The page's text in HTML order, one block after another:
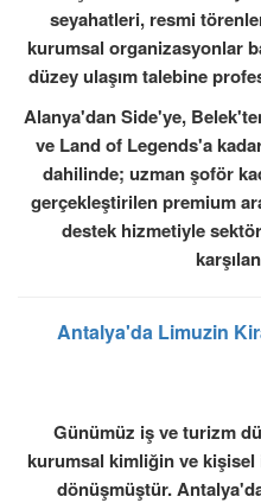
seyahatleri, resmi
kurumsal organizasyonlar
düzey ulaşım talebine
Alanya'dan Side'ye,
ve Land of Legends'a
dahilinde; uzman şoför
gerçekleştirilen premium
destek hizmetiyle
Antalya'da Limuzin
Günümüz iş ve turizm
kurumsal kimliğin ve kişisel
dönüşmüştür.